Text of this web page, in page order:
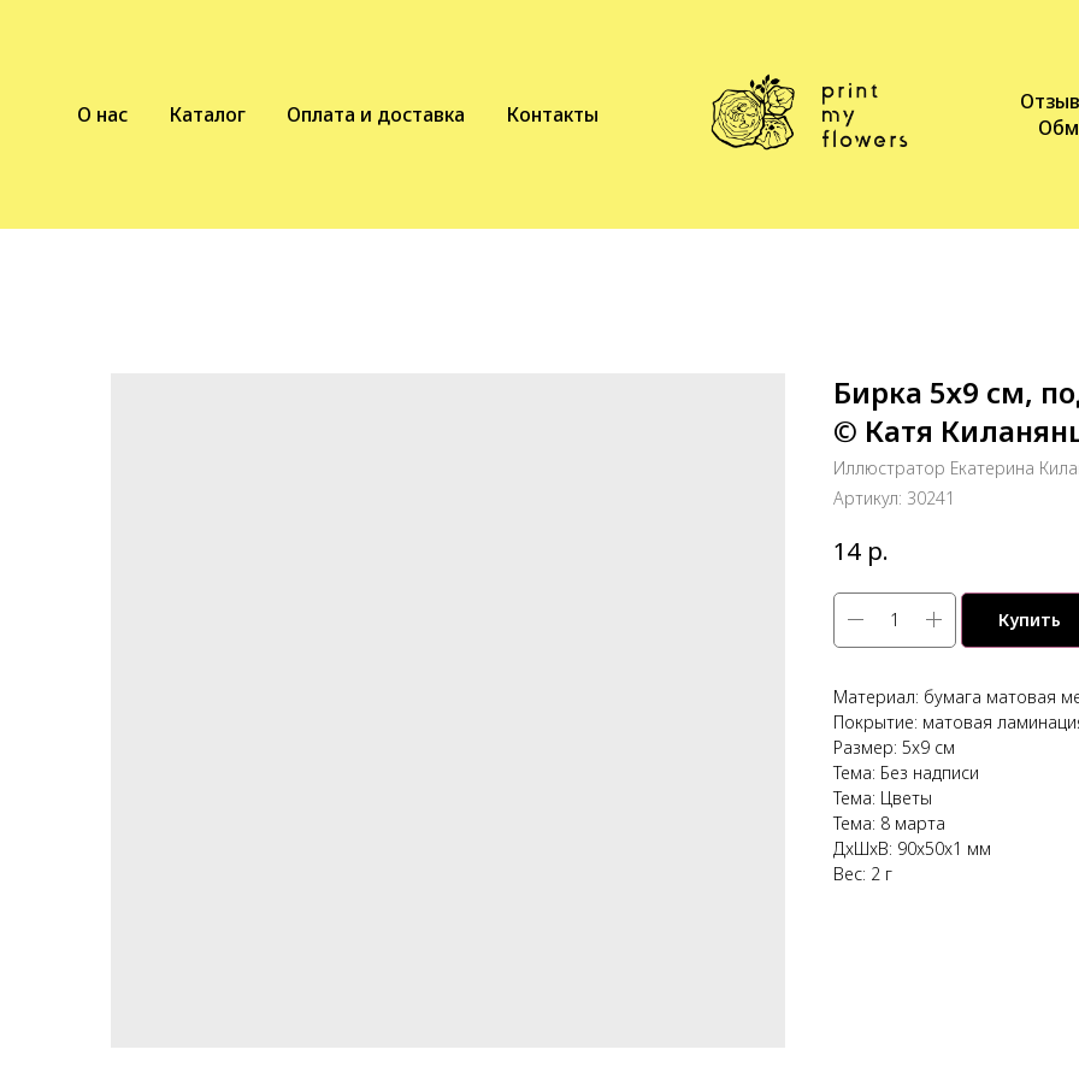
О нас Каталог Оплата и доставка Контакты
Бирка 5х9 см,
© Катя
Иллюстратор Екатерина
Артикул: 30241
14 р.
Купить
Материал: бумага матовая
Покрытие: матовая
Размер: 5x9 см
Тема: Без надписи
Тема: Цветы
Тема: 8 марта
ДxШxВ: 90x50x1 мм
Вес: 2 г